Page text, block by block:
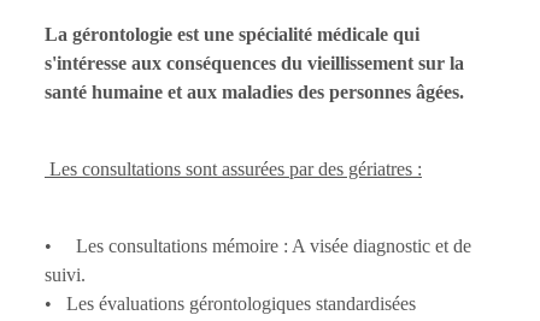
La gérontologie est une spécialité médicale qui
s'intéresse aux conséquences du vieillissement sur la
santé humaine et aux maladies des personnes âgées.
Les consultations sont assurées par des gériatres :
• Les consultations mémoire : A visée diagnostic et de
suivi.
• Les évaluations gérontologiques standardisées